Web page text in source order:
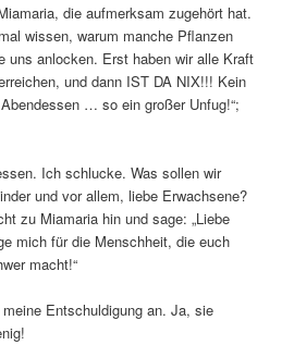
die aufmerksam zugehört hat.
wissen, warum manche Pflanzen
uns anlocken. Erst haben wir alle Kraft
und dann IST DA NIX!!! Kein
… so ein großer Unfug!“;
Ich schlucke. Was sollen wir
und vor allem, liebe Erwachsene?
zu Miamaria hin und sage: „Liebe
mich für die Menschheit, die euch
macht!“
Entschuldigung an. Ja, sie